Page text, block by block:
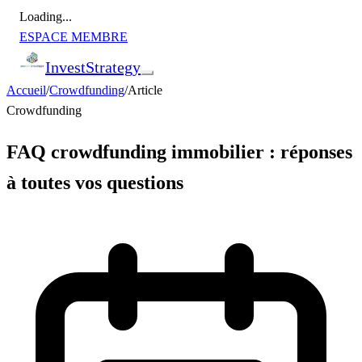
Loading...
ESPACE MEMBRE
InvestStrategy
Accueil/Crowdfunding/Article
Crowdfunding
FAQ crowdfunding immobilier : réponses
à toutes vos questions